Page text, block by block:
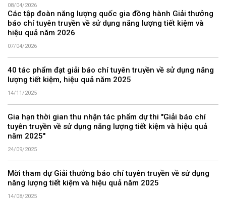
08/04/2026
Các tập đoàn năng lượng quốc gia đồng hành Giải thưởng
báo chí tuyên truyền về sử dụng năng lượng tiết kiệm và
hiệu quả năm 2026
07/04/2026
40 tác phẩm đạt giải báo chí tuyên truyền về sử dụng năng
lượng tiết kiệm, hiệu quả năm 2025
14/11/2025
Gia hạn thời gian thu nhận tác phẩm dự thi "Giải báo chí
tuyên truyền về sử dụng năng lượng tiết kiệm và hiệu quả
năm 2025"
24/09/2025
Mời tham dự Giải thưởng báo chí tuyên truyền về sử dụng
năng lượng tiết kiệm và hiệu quả năm 2025
14/08/2025